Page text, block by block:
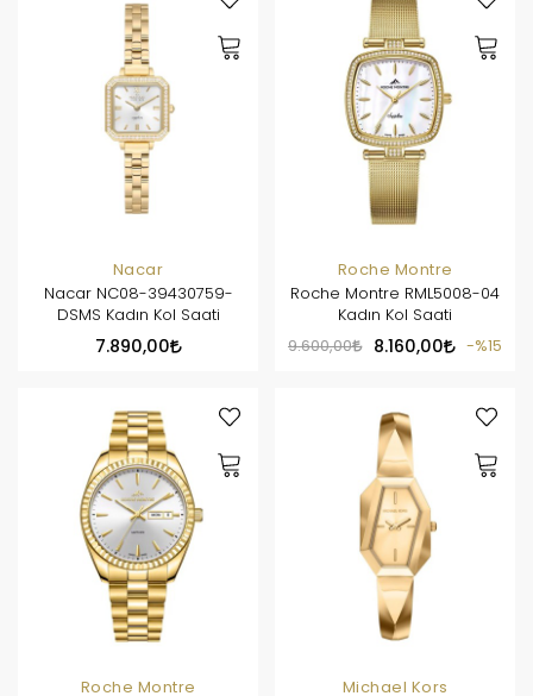
Nacar
Nacar NC08-39430759-
DSMS Kadın Kol Saati
7.890,00
Roche Montre
Roche Montre RML5008-04
Kadın Kol Saati
9.600,00
8.160,00 %15
Roche Montre
Michael Kors